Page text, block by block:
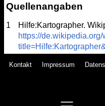
Quellenangaben
1
Hilfe:Kartographer.
https://
Kontakt Impressum
Copyright